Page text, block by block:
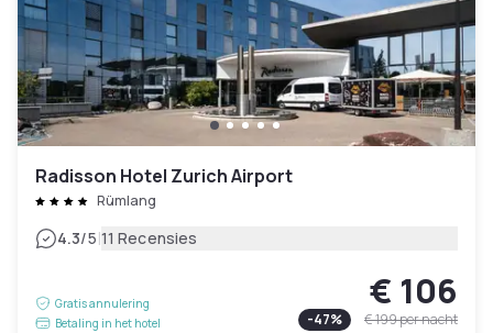
Radisson Hotel Zurich Airport
Rümlang
4.3/5|11 Recensies
Gratis annulering
Betaling in het hotel
€ 106
-47% € 199per nacht